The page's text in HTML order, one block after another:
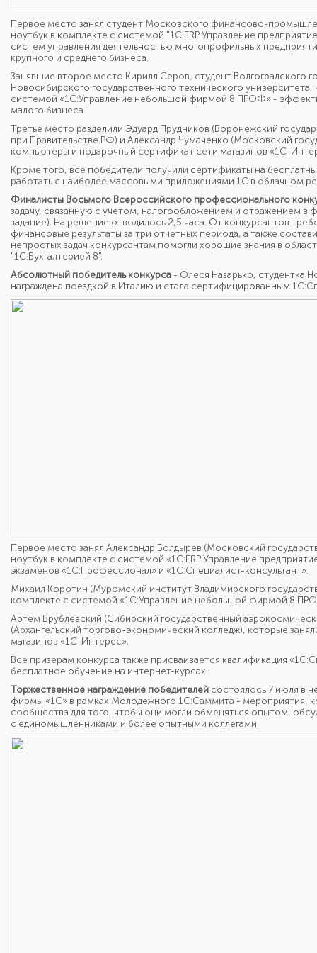
Первое место занял студент Московского финансово-
ноутбук в комплекте с системой "1С:ERP Управление
систем управления деятельностью многопрофильных
крупного и среднего бизнеса.
Занявшие второе место Кирилл Серов, студент Волгоградского
Новосибирского государственного технического
системой «1С:Управление небольшой фирмой 8 ПРОФ» -
малого бизнеса.
Третье место разделили Эдуард Прудников (Воронежский
при Правительстве РФ) и Александр Чумаченко (Московский
компьютеры и подарочный сертификат сети магазинов «1С-
Кроме того, все победители получили сертификаты на
работать с наиболее массовыми приложениями 1С в облачном
Финалисты Восьмого Всероссийского профессионального
задачу, связанную с учетом, налогообложением и отражением
задание). На решение отводилось 2,5 часа. От конкурсантов
финансовые результаты за три отчетных периода, а также
непростых задач конкурсантам помогли хорошие знания в
"1С:Бухгалтерией 8".
Абсолютный победитель конкурса - Олеся Назарько, студентка
награждена поездкой в Италию и стала сертифицированным
Первое место занял Александр Болдырев (Московский
ноутбук в комплекте с системой «1С:ERP Управление
экзаменов «1С:Профессионал» и «1С:Специалист-консультант».
Михаил Коротин (Муромский институт Владимирского
комплекте с системой «1С:Управление небольшой фирмой 8
Артем Врублевский (Сибирский государственный
(Архангельский торгово-экономический колледж), которые
магазинов «1С-Интерес».
Все призерам конкурса также присваивается квалификация
бесплатное обучение на интернет-курсах.
Торжественное награждение победителей состоялось 7 июля в
фирмы «1С» в рамках Молодежного 1С:Саммита - мероприятия,
сообщества для того, чтобы они могли обменяться опытом,
с единомышленниками и более опытными коллегами.